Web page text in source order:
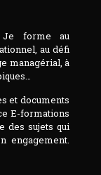
Je forme au
au défi
managérial, à
et documents
E-formations
des sujets qui
engagement.